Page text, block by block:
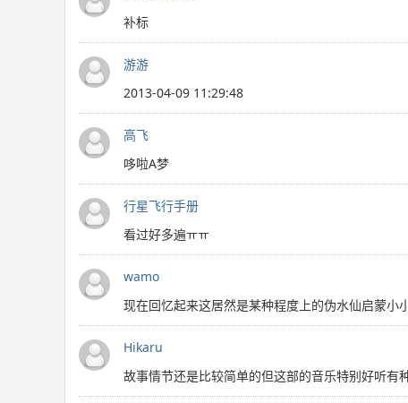
补标
游游
2013-04-09 11:29:48
高飞
哆啦A梦
行星飞行手册
看过好多遍ㅠㅠ
wamo
现在回忆起来这居然是某种程度上的伪水仙启蒙
Hikaru
故事情节还是比较简单的但这部的音乐特别好听有